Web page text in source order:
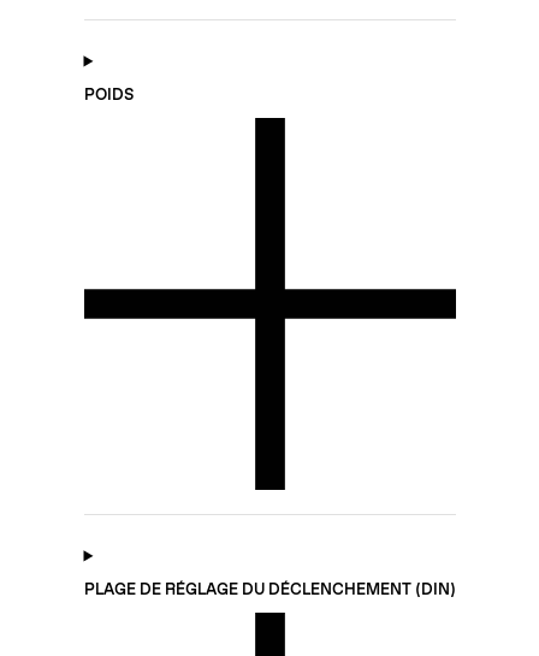
POIDS
PLAGE DE RÉGLAGE DU DÉCLENCHEMENT (DIN)